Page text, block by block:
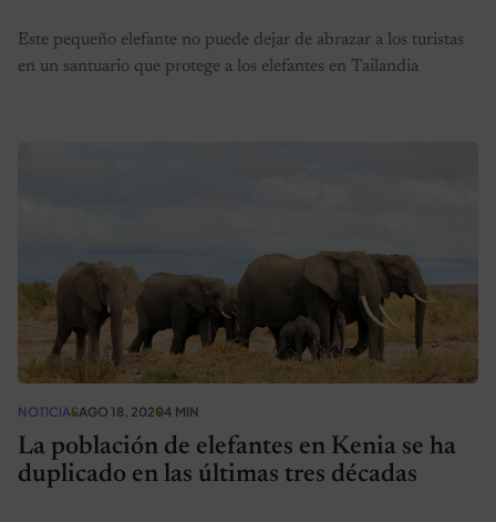
Este pequeño elefante no puede dejar de abrazar a los turistas
en un santuario que protege a los elefantes en Tailandia
NOTICIASAGO 18, 20204 MIN
La población de elefantes en Kenia se ha
duplicado en las últimas tres décadas